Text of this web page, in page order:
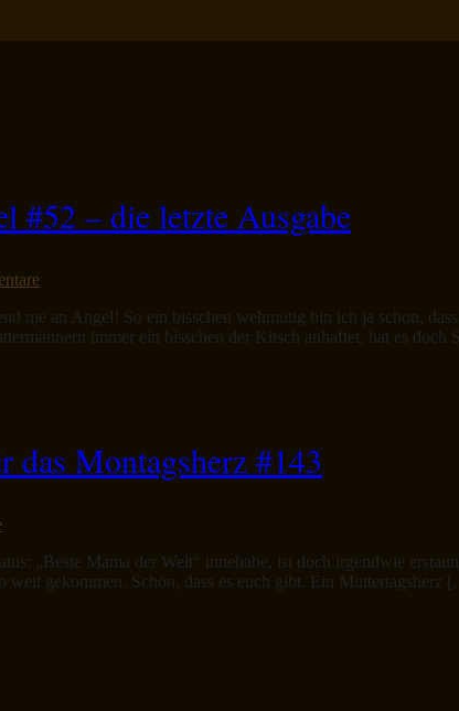
#52 – die letzte Ausgabe
me an Angel! So ein bisschen wehmütig bin ich ja schon,
immer ein bisschen der Kitsch anhaftet, hat es
Montagsherz #143
„Beste Mama der Welt“ innehabe, ist doch irgendwie
weit gekommen. Schön, dass es euch gibt. Ein Muttertagsherz